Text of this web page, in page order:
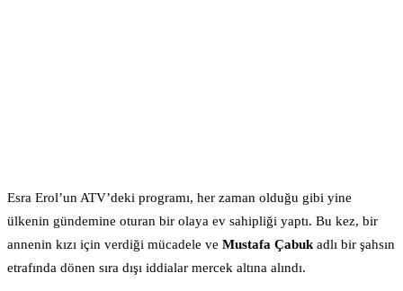
Esra Erol’un ATV’deki programı, her zaman olduğu gibi yine
ülkenin gündemine oturan bir olaya ev sahipliği yaptı. Bu kez, bir
annenin kızı için verdiği mücadele ve Mustafa Çabukadlı bir şahsın
etrafında dönen sıra dışı iddialar mercek altına alındı.